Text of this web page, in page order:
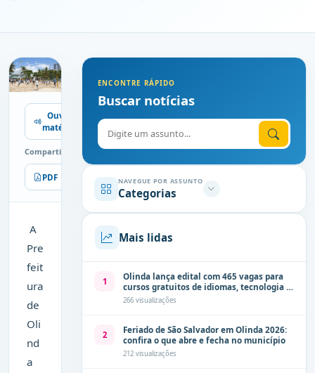
Ouvir
matéria
Compartilhe
PDF Imprimir
A
Pre
feit
ura
de
Oli
nd
a
ENCONTRE RÁPIDO
Buscar notícias
Digite o assunto
NAVEGUE POR ASSUNTO
Categorias
Mais lidas
1
Olinda lança edital com 465 vagas para
cursos gratuitos de idiomas, tecnologia e
comunicação
266 visualizações
2
Feriado de São Salvador em Olinda 2026:
confira o que abre e fecha no município
212 visualizações